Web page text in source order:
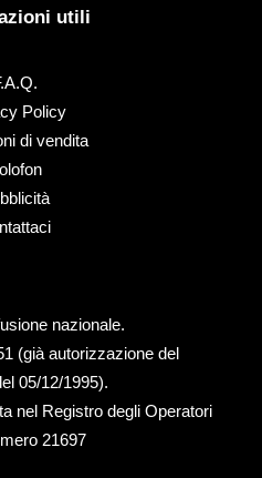
utili
Policy
di vendita
nazionale.
(già autorizzazione del
05/12/1995).
nel Registro degli Operatori
21697